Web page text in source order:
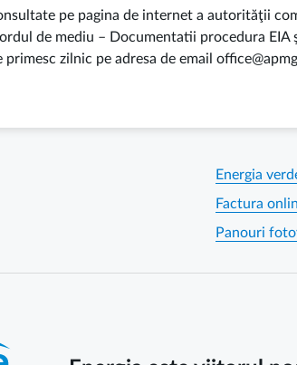
pe pagina de internet a autorităţii
de mediu – Documentatii procedura
zilnic pe adresa de email
Energia
Factura
Panouri